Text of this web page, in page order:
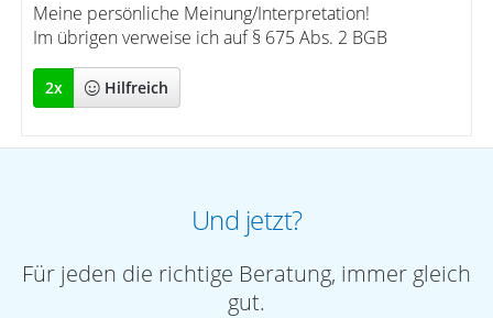
Meine persönliche Meinung/Interpretation!
Im übrigen verweise ich auf § 675 Abs. 2 BGB
2x Hilfreich
Und jetzt?
Für jeden die richtige Beratung, immer gleich
gut.